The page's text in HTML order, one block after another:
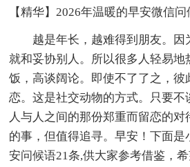
【精华】2026年温暖的早安微信
越是年长，越难得到朋友。因
就和妥协别人。所以很多人轻易地
饭，高谈阔论。即使不了了之，彼
恋。这是社交动物的方式。只要不
人与人之间的那份郑重而留恋的
的事，但值得追寻。早安！下面是
安问候语21条,供大家参考借鉴，